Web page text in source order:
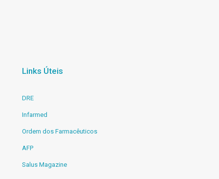
Links Úteis
DRE
Infarmed
Ordem dos Farmacêuticos
AFP
Salus Magazine